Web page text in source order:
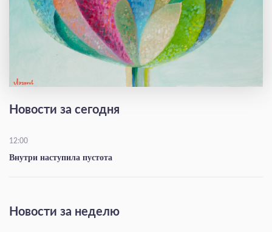
Новости за сегодня
12:00
Внутри наступила пустота
Новости за неделю